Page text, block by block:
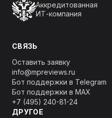
Аккредитованная
ИТ-компания
СВЯЗЬ
Оставить заявку
info@mpreviews.ru
Бот поддержки в Telegram
Бот поддержки в MAX
+7 (495) 240-81-24
ДРУГОЕ